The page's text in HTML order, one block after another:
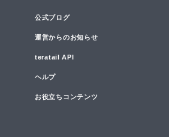
公式ブログ
運営からのお知らせ
teratail API
ヘルプ
お役立ちコンテンツ